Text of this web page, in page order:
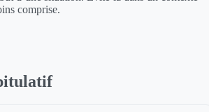
comprise.